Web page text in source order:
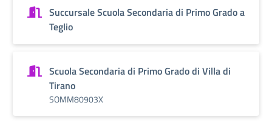
Succursale Scuola Secondaria di Primo Grado a
Teglio
Scuola Secondaria di Primo Grado di Villa di
Tirano
SOMM80903X